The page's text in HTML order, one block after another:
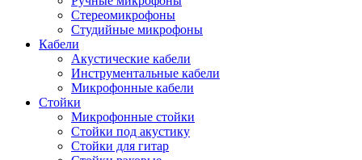
Стереомикрофоны
Студийные микрофоны
Кабели
Акустические кабели
Инструментальные кабели
Микрофонные кабели
Стойки
Микрофонные стойки
Стойки под акустику
Стойки для гитар